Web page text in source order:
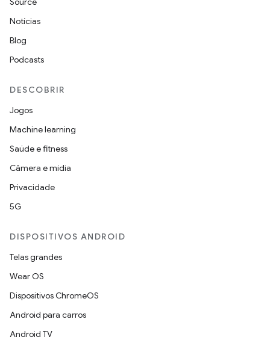
Notícias
Blog
Podcasts
DESCOBRIR
Jogos
Machine learning
Saúde e fitness
Câmera e mídia
Privacidade
5G
DISPOSITIVOS ANDROID
Telas grandes
Wear OS
Dispositivos ChromeOS
Android para carros
Android TV